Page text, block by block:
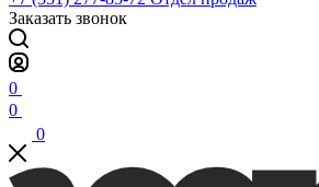
Заказать звонок
0
0
0